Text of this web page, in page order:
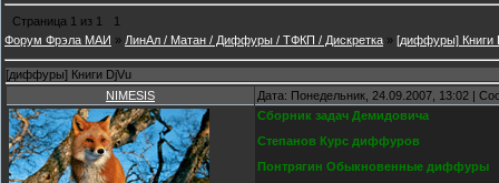
Страница 1 из 1
1
Форум Фрэла МАИ » ЛинАл / Матан / Диффуры / ТФКП / Дискретка » [диффуры] Книги
[диффуры] Книги DjVu
NIMESIS
Дата: Понедельник, 24.09.2007, 13:02 |
Сборник задач Демидовича
Степанов Курс диффуров
Понтрягин Обыкновенные диффуры